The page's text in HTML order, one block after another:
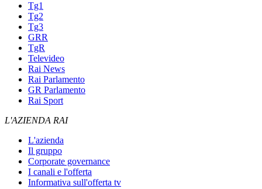
Tg1
Tg2
Tg3
GRR
TgR
Televideo
Rai News
Rai Parlamento
GR Parlamento
Rai Sport
L'AZIENDA RAI
L'azienda
Il gruppo
Corporate governance
I canali e l'offerta
Informativa sull'offerta tv